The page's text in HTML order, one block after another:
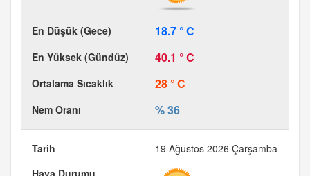
18.7 ° C
40.1 ° C
28 ° C
% 36
19 Ağustos 2026 Çarşamba